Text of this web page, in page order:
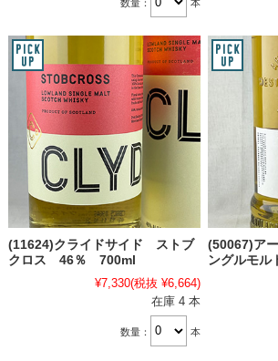
数量： 本
(11624)クライドサイド ストブ
クロス 46％ 700ml
¥7,330(税抜 ¥6,664)
在庫 4 本
数量： 本
(50067)ア
ングルモ